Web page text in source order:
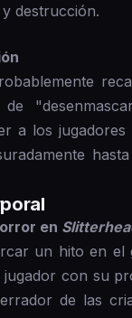
destrucción.
a los
en
un hito en el
con su
de las